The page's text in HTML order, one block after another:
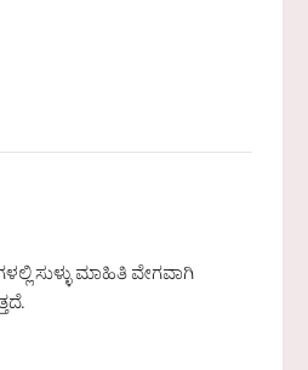
ಸುಳ್ಳು ಮಾಹಿತಿ ವೇಗವಾಗಿ